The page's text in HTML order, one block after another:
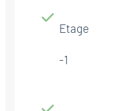
Etage
-1